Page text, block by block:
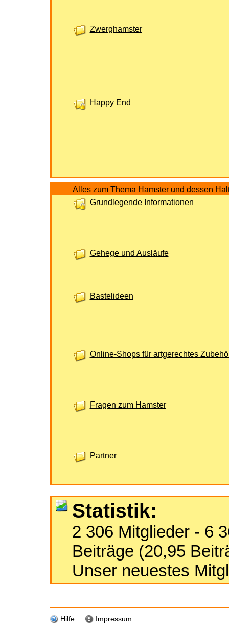
Zwerghamster
Happy End
Alles zum Thema Hamster und dessen
Grundlegende Informationen
Gehege und Ausläufe
Bastelideen
Online-Shops für artgerechtes
Fragen zum Hamster
Partner
Statistik:
2 306 Mitglieder - 6
Beiträge (20,95
Unser neuestes
Hilfe Impressum